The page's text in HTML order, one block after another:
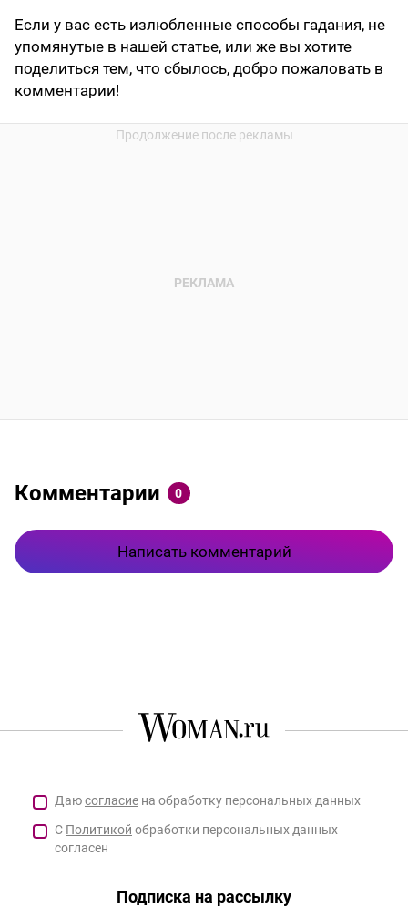
Если у вас есть излюбленные способы гадания, не
упомянутые в нашей статье, или же вы хотите
поделиться тем, что сбылось, добро пожаловать в
комментарии!
Комментарии 0
Написать комментарий
Даюсогласие на обработку персональных данных
С Политикой обработки персональных данных
согласен
Подписка на рассылку